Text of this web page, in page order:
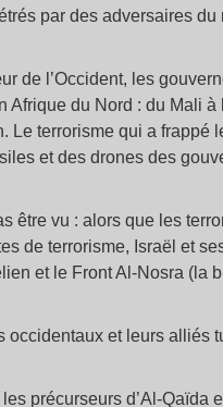
par des adversaires du
de l’Occident, les
Afrique du Nord : du Mali à
Le terrorisme qui a frappé
et des drones des
être vu : alors que les
de terrorisme, Israël et
et le Front Al-Nosra (la
occidentaux et leurs alliés
précurseurs d’Al-Qaïda